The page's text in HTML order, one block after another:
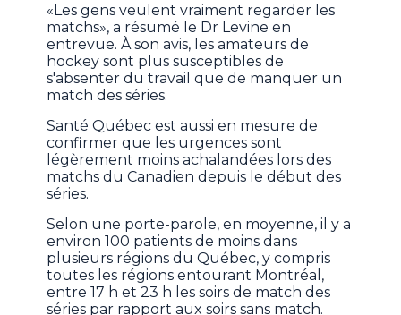
«Les gens veulent vraiment regarder les
matchs», a résumé le Dr Levine en
entrevue. À son avis, les amateurs de
hockey sont plus susceptibles de
s'absenter du travail que de manquer un
match des séries.
Santé Québec est aussi en mesure de
confirmer que les urgences sont
légèrement moins achalandées lors des
matchs du Canadien depuis le début des
séries.
Selon une porte-parole, en moyenne, il y a
environ 100 patients de moins dans
plusieurs régions du Québec, y compris
toutes les régions entourant Montréal,
entre 17 h et 23 h les soirs de match des
séries par rapport aux soirs sans match.